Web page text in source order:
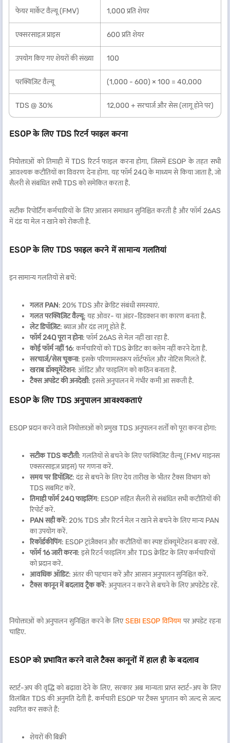
फेयर मार्केट वैल्यू (FMV) 1,000 प्रति शेयर
एक्सरसाइज़ प्राइस 600 प्रति शेयर
उपयोग किए गए शेयरों की संख्या 100
परक्विज़िट वैल्यू (1,000 - 600) × 100 = 40,000
TDS @ 30% 12,000 + सरचार्ज और सेस (लागू होने पर)
ESOP के लिए TDS रिटर्न फाइल करना
नियोक्ताओं को तिमाही में TDS रिटर्न फाइल करना होगा, जिसमें ESOP के तहत सभी
आवश्यक कटौतियों का विवरण देना होगा. यह फॉर्म 24Q के माध्यम से किया जाता है, जो
सैलरी से संबंधित सभी TDS को समेकित करता है.
सटीक रिपोर्टिंग कर्मचारियों के लिए आसान समाधान सुनिश्चित करती है और फॉर्म 26AS
में दंड या मेल न खाने को रोकती है.
ESOP के लिए TDS फाइल करने में सामान्य गलतियां
इन सामान्य गलतियों से बचें:
गलत PAN: 20% TDS और क्रेडिट संबंधी समस्याएं.
गलत परक्विज़िट वैल्यू: यह ओवर- या अंडर-डिडक्शन का कारण बनता है.
लेट डिपॉज़िट: ब्याज और दंड लागू होते हैं.
फॉर्म 24Q पूरा न होना: फॉर्म 26AS से मेल नहीं खा रहा है.
कोई फॉर्म नहीं 16: कर्मचारियों को TDS क्रेडिट का क्लेम नहीं करने देता है.
सरचार्ज/सेस चूकना: इसके परिणामस्वरूप शॉर्टफॉल और नोटिस मिलते हैं.
खराब डॉक्यूमेंटेशन: ऑडिट और फाइलिंग को कठिन बनाता है.
टैक्स अपडेट की अनदेखी: इससे अनुपालन में गंभीर कमी आ सकती है.
ESOP के लिए TDS अनुपालन आवश्यकताएं
ESOP प्रदान करने वाले नियोक्ताओं को प्रमुख TDS अनुपालन शर्तों को पूरा करना होगा:
सटीक TDS कटौती: गलतियों से बचने के लिए परक्विज़िट वैल्यू (FMV माइनस
एक्सरसाइज़ प्राइस) पर गणना करें.
समय पर डिपॉज़िट: दंड से बचने के लिए देय तारीख के भीतर टैक्स विभाग को
TDS सबमिट करें.
तिमाही फॉर्म 24Q फाइलिंग: ESOP सहित सैलरी से संबंधित सभी कटौतियों की
रिपोर्ट करें.
PAN सही करें: 20% TDS और रिटर्न मेल न खाने से बचने के लिए मान्य PAN
का उपयोग करें.
रिकॉर्डकीपिंग: ESOP ट्रांज़ैक्शन और कटौतियों का स्पष्ट डॉक्यूमेंटेशन बनाए रखें.
फॉर्म 16 जारी करना: इसे रिटर्न फाइलिंग और TDS क्रेडिट के लिए कर्मचारियों
को प्रदान करें.
आवधिक ऑडिट: अंतर की पहचान करें और आसान अनुपालन सुनिश्चित करें.
टैक्स कानून में बदलाव ट्रैक करें: अनुपालन न करने से बचने के लिए अपडेटेड रहें.
नियोक्ताओं को अनुपालन सुनिश्चित करने के लिएSEBI ESOP विनियम पर अपडेट रहना
चाहिए.
ESOP को प्रभावित करने वाले टैक्स कानूनों में हाल ही के बदलाव
स्टार्ट-अप की वृद्धि को बढ़ावा देने के लिए, सरकार अब मान्यता प्राप्त स्टार्ट-अप के लिए
विलंबित TDS की अनुमति देती है. कर्मचारी ESOP पर टैक्स भुगतान को जल्द से जल्द
स्थगित कर सकते हैं:
शेयरों की बिक्री